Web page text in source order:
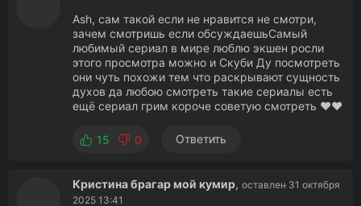
Ash, сам такой если не нравится не смотри,
зачем смотришь если обсуждаешьСамый
любимый сериал в мире люблю экшен росли
этого просмотра можно и Скуби Ду посмотреть
они чуть похожи тем что раскрывают сущность
духов да любою смотреть такие сериалы есть
ещё сериал грим короче советую смотреть ❤️❤️
15 0 Ответить
Кристина брагар мой кумир, оставлен 31 октября
2025 13:41